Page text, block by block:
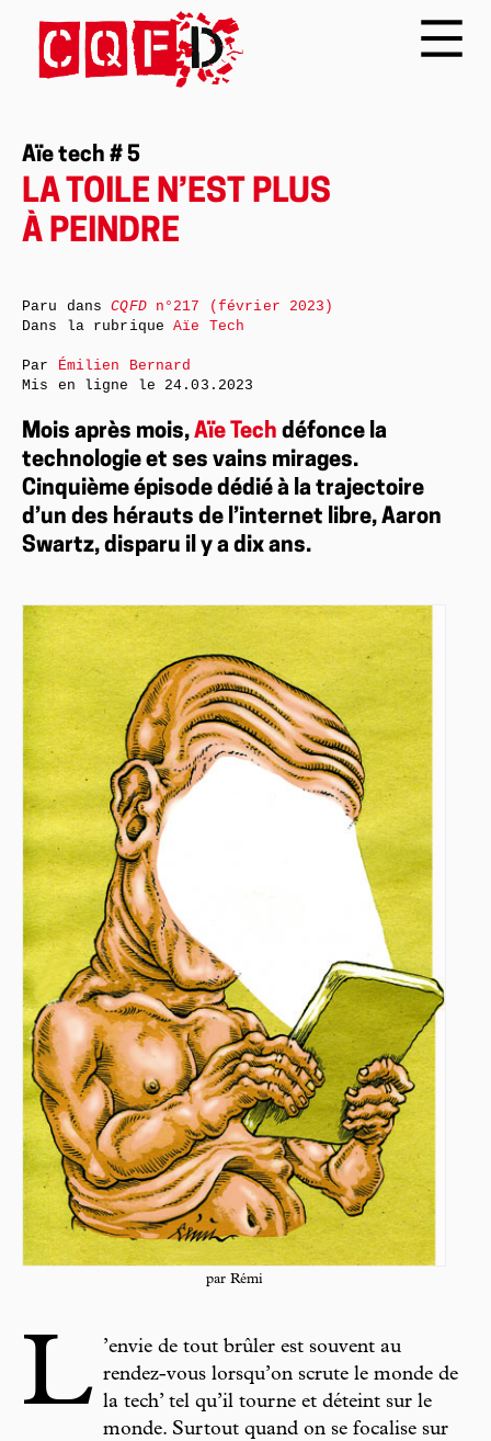
Aïe tech # 5
LA TOILE N’EST PLUS
À PEINDRE
Mois après mois, Aïe Tech défonce la
technologie et ses vains mirages.
Cinquième épisode dédié à la ­trajectoire
d’un des hérauts de l’internet libre, Aaron
Swartz, disparu il y a dix ans.
par Rémi
L
’envie de tout brûler est souvent au
rendez-vous lorsqu’on scrute le monde de
la tech’ tel qu’il tourne et déteint sur le
monde. Surtout quand on se focalise sur
Paru dansCQFDn°217 (février 2023)
Dans la rubriqueAïe Tech
Par Émilien Bernard
Mis en ligne le 24.03.2023